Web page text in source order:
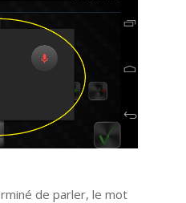
de parler, le mot